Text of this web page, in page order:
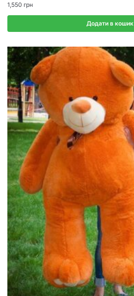
1,550 грн
Додати в кошик